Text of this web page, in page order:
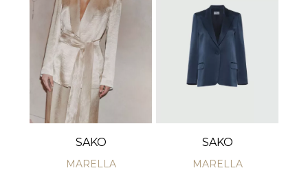
SAKO
MARELLA
SAKO
MARELLA